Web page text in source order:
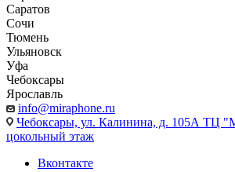
Саратов
Сочи
Тюмень
Ульяновск
Уфа
Чебоксары
Ярославль
info@miraphone.ru
Чебоксары, ул. Калинина, д. 105А ТЦ
цокольный этаж
Вконтакте